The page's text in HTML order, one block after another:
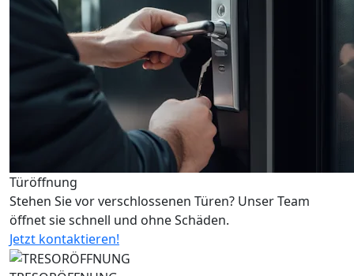
Türöffnung
Stehen Sie vor verschlossenen Türen? Unser Team
öffnet sie schnell und ohne Schäden.
Jetzt kontaktieren!